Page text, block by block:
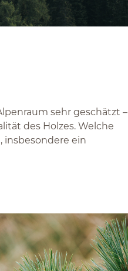
sehr geschätzt –
des Holzes. Welche
insbesondere ein